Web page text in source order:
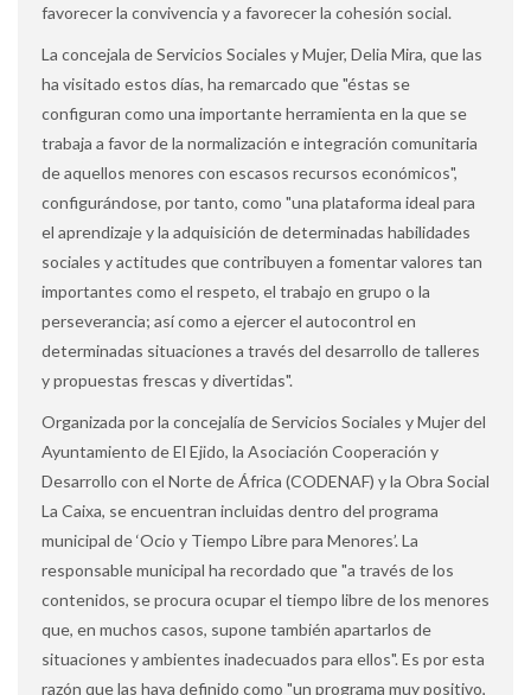
favorecer la convivencia y a favorecer la cohesión social.
La concejala de Servicios Sociales y Mujer, Delia Mira, que las
ha visitado estos días, ha remarcado que "éstas se
configuran como una importante herramienta en la que se
trabaja a favor de la normalización e integración comunitaria
de aquellos menores con escasos recursos económicos",
configurándose, por tanto, como "una plataforma ideal para
el aprendizaje y la adquisición de determinadas habilidades
sociales y actitudes que contribuyen a fomentar valores tan
importantes como el respeto, el trabajo en grupo o la
perseverancia; así como a ejercer el autocontrol en
determinadas situaciones a través del desarrollo de talleres
y propuestas frescas y divertidas".
Organizada por la concejalía de Servicios Sociales y Mujer del
Ayuntamiento de El Ejido, la Asociación Cooperación y
Desarrollo con el Norte de África (CODENAF) y la Obra Social
La Caixa, se encuentran incluidas dentro del programa
municipal de ‘Ocio y Tiempo Libre para Menores’. La
responsable municipal ha recordado que "a través de los
contenidos, se procura ocupar el tiempo libre de los menores
que, en muchos casos, supone también apartarlos de
situaciones y ambientes inadecuados para ellos". Es por esta
razón que las haya definido como "un programa muy positivo,